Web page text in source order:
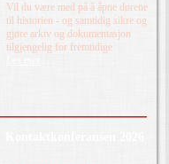
Vil du være med på å åpne dørene
til historien - og samtidig sikre og
gjøre arkiv og dokumentasjon
tilgjengelig for fremtidige